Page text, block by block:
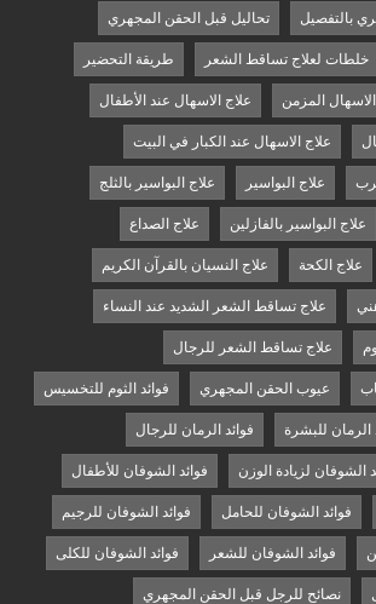
بالتفصيل تحاليل قبل الحقن المجهري
خلطات لعلاج تساقط الشعر طريقة التحضير
المزمن علاج الاسهال عند الأطفال
علاج الاسهال عند الكبار في البيت
علاج البواسير علاج البواسير بالثلج
علاج البواسير بالفازلين علاج الصداع
علاج الكحة علاج النسيان بالقرآن الكريم
علاج تساقط الشعر الشديد عند النساء
علاج تساقط الشعر للرجال
عيوب الحقن المجهري فوائد الثوم للتخسيس
الرمان للبشرة فوائد الرمان للرجال
الشوفان لزيادة الوزن فوائد الشوفان للأطفال
فوائد الشوفان للحامل فوائد الشوفان للرجيم
فوائد الشوفان للشعر فوائد الشوفان للكلى
نصائح للرجل قبل الحقن المجهري